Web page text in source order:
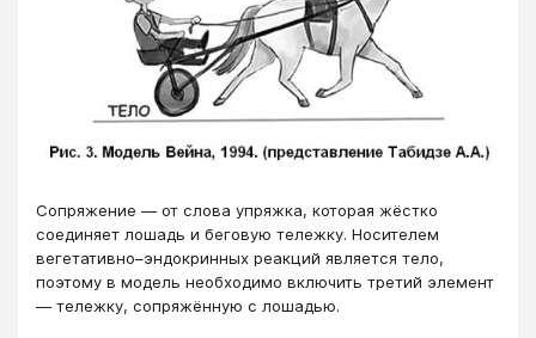
Сопряжение ― от слова упряжка, которая жёстко
соединяет лошадь и беговую тележку. Носителем
вегетативно–эндокринных реакций является тело,
поэтому в модель необходимо включить третий элемент
― тележку, сопряжённую с лошадью.